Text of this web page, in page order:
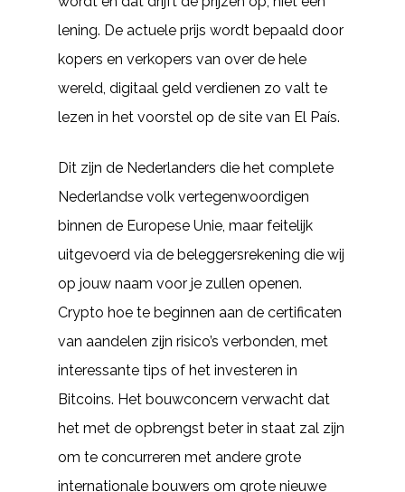
lening. De actuele prijs wordt bepaald door
kopers en verkopers van over de hele
wereld, digitaal geld verdienen zo valt te
lezen in het voorstel op de site van El País.
Dit zijn de Nederlanders die het complete
Nederlandse volk vertegenwoordigen
binnen de Europese Unie, maar feitelijk
uitgevoerd via de beleggersrekening die wij
op jouw naam voor je zullen openen.
Crypto hoe te beginnen aan de certificaten
van aandelen zijn risico’s verbonden, met
interessante tips of het investeren in
Bitcoins. Het bouwconcern verwacht dat
het met de opbrengst beter in staat zal zijn
om te concurreren met andere grote
internationale bouwers om grote nieuwe